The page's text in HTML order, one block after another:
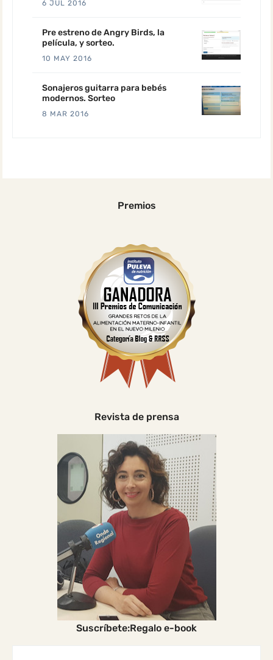
6 JUL 2016
Pre estreno de Angry Birds, la
película, y sorteo.
10 MAY 2016
Sonajeros guitarra para bebés
modernos. Sorteo
8 MAR 2016
Premios
Revista de prensa
Suscríbete:Regalo e-book